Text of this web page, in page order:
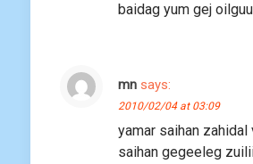
baidag yum gej
mn says:
2010/02/04 at 03:09
yamar saihan zahidal
saihan gegeeleg